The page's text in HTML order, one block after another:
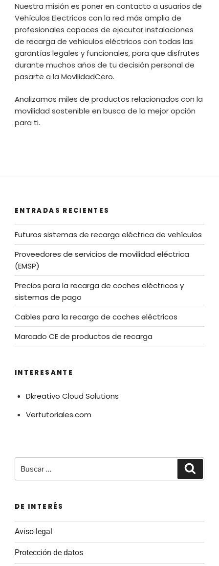
Nuestra misión es poner en contacto a usuarios de
Vehículos Electricos con la red más amplia de
profesionales capaces de ejecutar instalaciones
de recarga de vehículos eléctricos con todas las
garantías legales y funcionales, para que disfrutes
durante muchos años de tu decisión personal de
pasarte a la MovilidadCero.
Analizamos miles de productos relacionados con la
movilidad sostenible en busca de la mejor opción
para ti.
ENTRADAS RECIENTES
Futuros sistemas de recarga eléctrica de vehículos
Proveedores de servicios de movilidad eléctrica
(EMSP)
Precios para la recarga de coches eléctricos y
sistemas de pago
Cables para la recarga de coches eléctricos
Marcado CE de productos de recarga
INTERESANTE
Dkreativo Cloud Solutions
Vertutoriales.com
por:
DE INTERÉS
Aviso legal
Protección de datos